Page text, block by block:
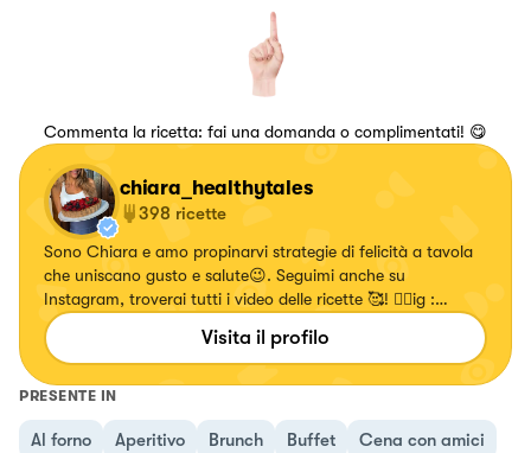
Commenta la ricetta: fai una domanda o complimentati! 😋
chiara_healthytales
398 ricette
Sono Chiara e amo propinarvi strategie di felicità a tavola
che uniscano gusto e salute😉. Seguimi anche su
Instagram, troverai tutti i video delle ricette 🥰! 👉🏻ig :
chiara_healthytales
Visita il profilo
PRESENTE IN
Al forno Aperitivo Brunch Buffet Cena con amici